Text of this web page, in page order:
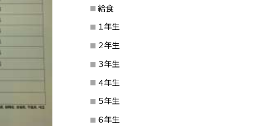
給食
１年生
２年生
３年生
４年生
５年生
６年生